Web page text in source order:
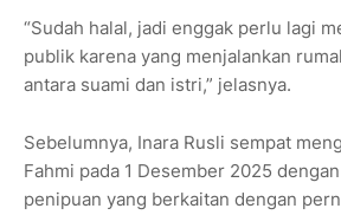
“Sudah halal, jadi enggak perlu lagi
publik karena yang menjalankan
antara suami dan istri,” jelasnya.
Sebelumnya, Inara Rusli sempat
Fahmi pada 1 Desember 2025
penipuan yang berkaitan dengan